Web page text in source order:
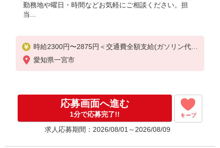
勤務地や曜日・時間などお気軽にご相談ください。担
当...
時給2300円〜2875円＜交通費全額支給(ガソリン代含
む)/日払い可/週払い可＞
愛知県一宮市
応募画面へ進む
1分で応募完了!! キープ
求人応募期間：2026/08/01～2026/08/09